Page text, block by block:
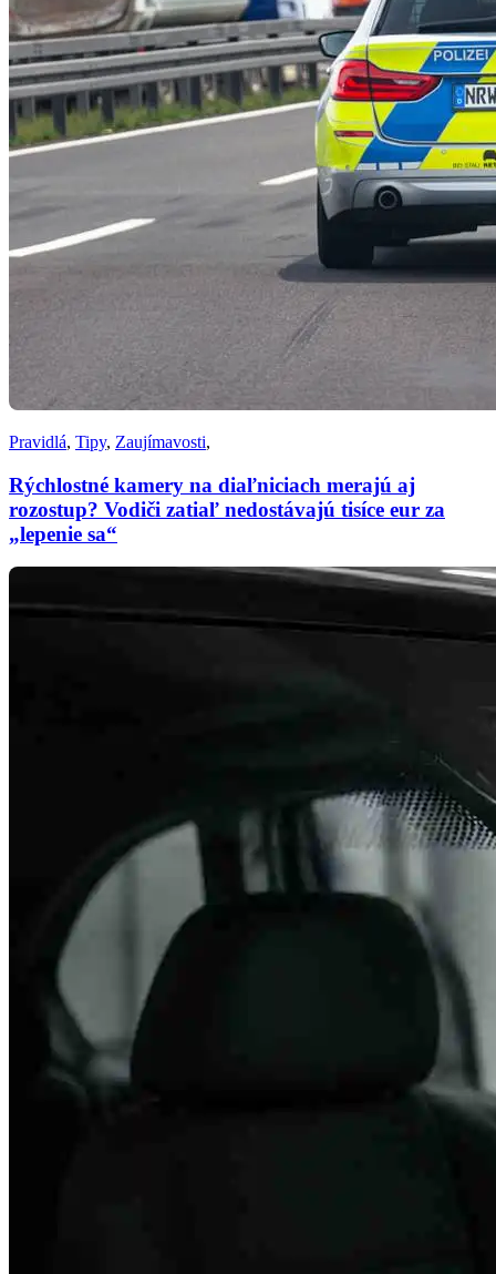
Pravidlá, Tipy, Zaujímavosti,
Rýchlostné kamery na diaľniciach merajú aj
rozostup? Vodiči zatiaľ nedostávajú tisíce eur za
„lepenie sa“